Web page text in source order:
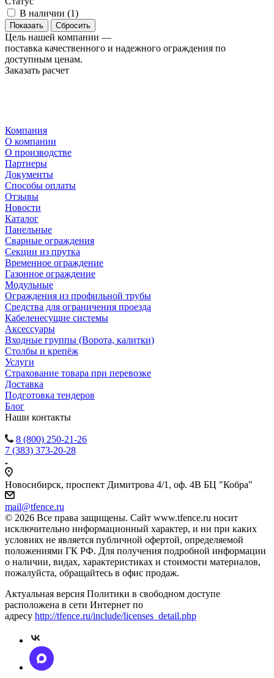
В наличии (1)
Сбросить
Цель нашей компании —
поставка качественного и надежного ограждения по
доступным ценам.
Заказать расчет
Компания
О компании
О производстве
Партнеры
Документы
Способы оплаты
Отзывы
Новости
Каталог
Панельные
Сварные ограждения
Секции из прутка
Временное ограждение
Газонное ограждение
Модульные
Ограждения из профильной трубы
Средства для ограничения проезда
Кабеленесущие системы
Аксессуары
Входные группы (Ворота, калитки)
Столбы и крепёж
Услуги
Страхование товара при перевозке
Доставка
Подготовка тендеров
Блог
Наши контакты
8 (800) 250-21-26
7 (383) 373-20-28
Новосибирск, проспект Димитрова 4/1, оф. 4В БЦ "Кобра"
mail@tfence.ru
© 2026 Все права защищены. Сайт www.tfence.ru носит
исключительно информационный характер, и ни при каких
условиях не является публичной офертой, определяемой
положениями ГК РФ. Для получения подробной информации
о наличии, видах, характеристиках и стоимости материалов,
пожалуйста, обращайтесь в офис продаж.
Актуальная версия Политики в свободном доступе
расположена в сети Интернет по
адресу http://tfence.ru/include/licenses_detail.php